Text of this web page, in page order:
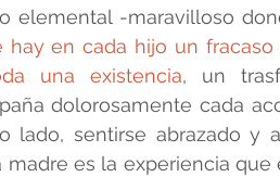
elemental -maravilloso
hay en cada hijo un
una existencia, un
dolorosamente cada
sentirse abrazado y
es la experiencia que